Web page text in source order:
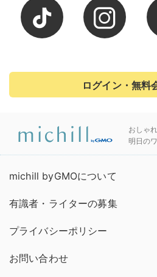
ログイン・無料
おしゃ
明日の
michill byGMOについて
有識者・ライターの募集
プライバシーポリシー
お問い合わせ